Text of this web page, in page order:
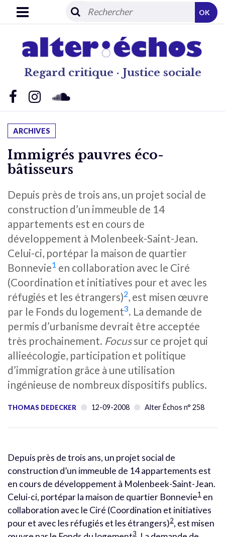
Regard critique · Justice sociale
OK
ARCHIVES
Immigrés pauvres éco-
bâtisseurs
Depuis près de trois ans, un projet social de
construction d’un immeuble de 14
appartements est en cours de
développement à Molenbeek-Saint-Jean.
Celui-ci, portépar la maison de quartier
Bonnevie1 en collaboration avec le Ciré
(Coordination et initiatives pour et avec les
réfugiés et les étrangers)2, est misen œuvre
par le Fonds du logement3. La demande de
permis d’urbanisme devrait être acceptée
très prochainement. Focussur ce projet qui
allieécologie, participation et politique
d’immigration grâce à une utilisation
ingénieuse de nombreux dispositifs publics.
THOMAS DEDECKER 12-09-2008 Alter Échos n° 258
Depuis près de trois ans, un projet social de
construction d’un immeuble de 14 appartements est
en cours de développement à Molenbeek-Saint-Jean.
Celui-ci, portépar la maison de quartier Bonnevie1 en
collaboration avec le Ciré (Coordination et initiatives
pour et avec les réfugiés et les étrangers)2, est misen
3